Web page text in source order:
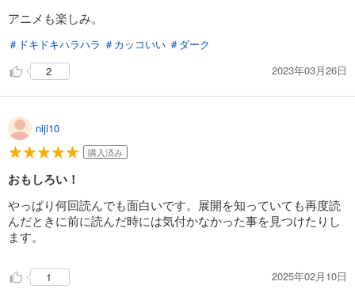
試し読み
770円 (税込)
あらすじを表示する
アニメも楽しみ。
＃ドキドキハラハラ ＃カッコいい ＃ダーク
2
2023年03月26日
niji10
購入済み
おもしろい！
やっぱり何回読んでも面白いです。展開を知っていても再度読
んだときに前に読んだ時には気付かなかった事を見つけたりし
ます。
1 2025年02月10日